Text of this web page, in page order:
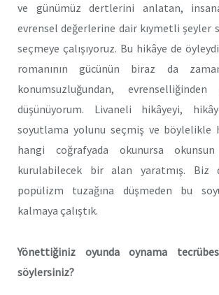
ve günümüz dertlerini anlatan,
evrensel değerlerine dair kıymetli şeyler
seçmeye çalışıyoruz. Bu hikâye de
romanının gücünün biraz da
konumsuzluğundan, evrenselliğinden
düşünüyorum. Livaneli hikâyeyi,
soyutlama yolunu seçmiş ve böylelikle
hangi coğrafyada okunursa
kurulabilecek bir alan yaratmış. Biz
popülizm tuzağına düşmeden bu
kalmaya çalıştık.
Yönettiğiniz oyunda oynama
söylersiniz?